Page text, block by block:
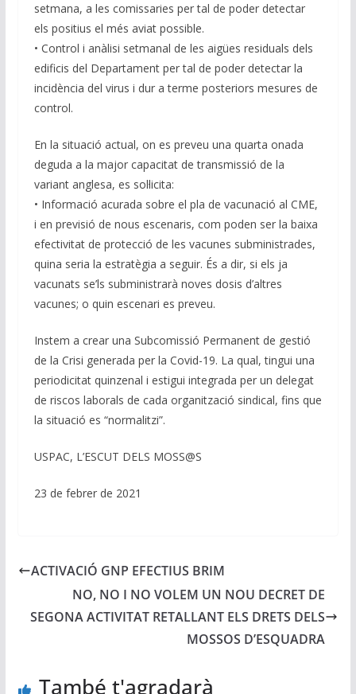
setmana, a les comissaries per tal de poder detectar
els positius el més aviat possible.
• Control i anàlisi setmanal de les aigües residuals dels
edificis del Departament per tal de poder detectar la
incidència del virus i dur a terme posteriors mesures de
control.
En la situació actual, on es preveu una quarta onada
deguda a la major capacitat de transmissió de la
variant anglesa, es sol·licita:
• Informació acurada sobre el pla de vacunació al CME,
i en previsió de nous escenaris, com poden ser la baixa
efectivitat de protecció de les vacunes subministrades,
quina seria la estratègia a seguir. És a dir, si els ja
vacunats se’ls subministrarà noves dosis d’altres
vacunes; o quin escenari es preveu.
Instem a crear una Subcomissió Permanent de gestió
de la Crisi generada per la Covid-19. La qual, tingui una
periodicitat quinzenal i estigui integrada per un delegat
de riscos laborals de cada organització sindical, fins que
la situació es “normalitzi”.
USPAC, L’ESCUT DELS MOSS@S
23 de febrer de 2021
ACTIVACIÓ GNP EFECTIUS BRIM
NO, NO I NO VOLEM UN NOU DECRET DE
SEGONA ACTIVITAT RETALLANT ELS DRETS DELS
MOSSOS D’ESQUADRA
També t'agradarà